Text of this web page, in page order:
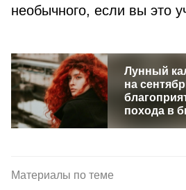
необычного, если вы это
Лунный
на
похода в
Материалы по теме